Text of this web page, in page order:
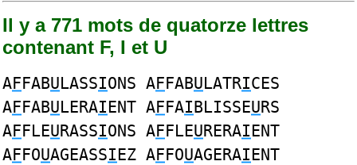
Il y a 771 mots de quatorze lettres
contenant F, I et U
AFFABULASSIONS AFFABULATRICES
AFFABULERAIENT AFFAIBLISSEURS
AFFLEURASSIONS AFFLEURERAIENT
AFFOUAGEASSIEZ AFFOUAGERAIENT